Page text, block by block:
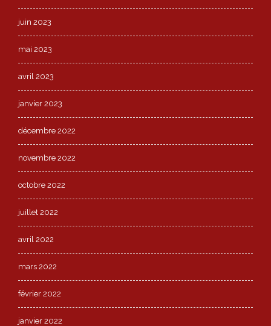
juin 2023
mai 2023
avril 2023
janvier 2023
décembre 2022
novembre 2022
octobre 2022
juillet 2022
avril 2022
mars 2022
février 2022
janvier 2022